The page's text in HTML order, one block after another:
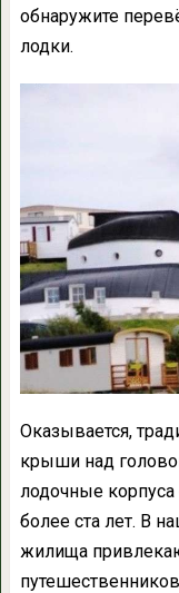
обнаружите
лодки.
Оказывается,
крыши над
лодочные
более ста лет. В
жилища